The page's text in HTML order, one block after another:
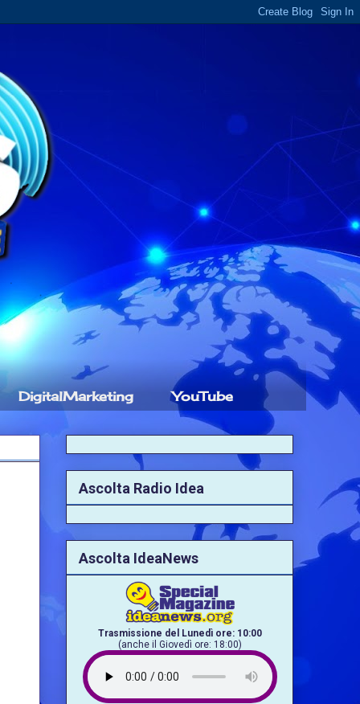
DigitalMarketing YouTube
Ascolta Radio Idea
Ascolta IdeaNews
Trasmissione del Lunedì ore: 10:00
(anche il Giovedì ore: 18:00)